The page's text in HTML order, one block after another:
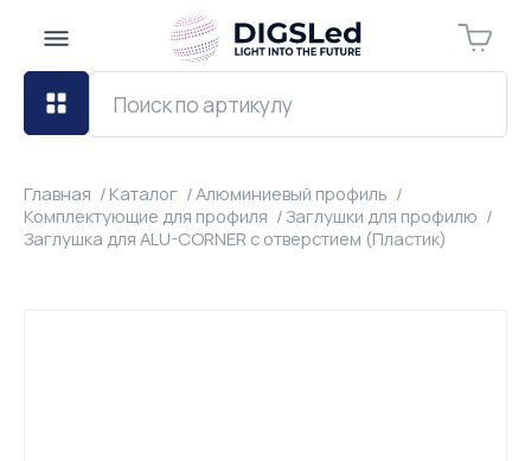
Главная Каталог
Алюминиевый профиль
Комплектующие для профиля
Заглушки для профилю
Заглушка для ALU-CORNER с отверстием (Пластик)